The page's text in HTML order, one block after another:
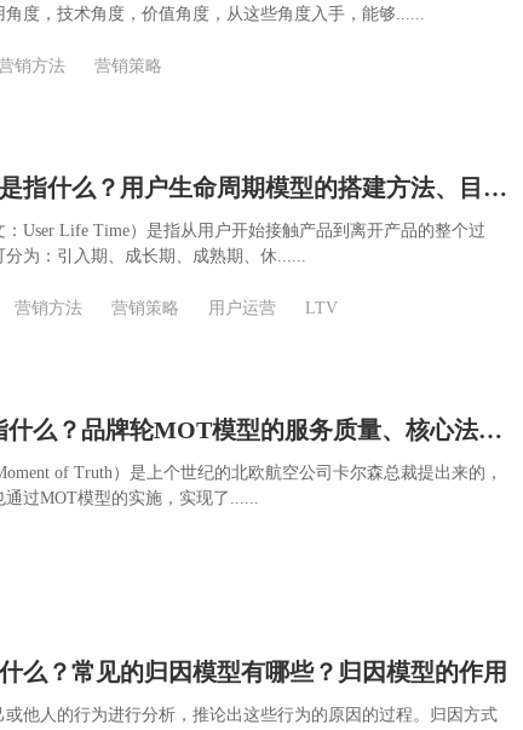
角度，技术角度，价值角度，从这些角度入手，能够......
销方法 营销策略
用户生命周期是指什么？用户生命周期模型的搭建方法、目的及提升策略
User Life Time）是指从用户开始接触产品到离开产品的整个过
为：引入期、成长期、成熟期、休......
营销方法 营销策略 用户运营 LTV
MOT模型是指什么？品牌轮MOT模型的服务质量、核心法则及四大维度
of Truth）是上个世纪的北欧航空公司卡尔森总裁提出来的，
通过MOT模型的实施，实现了......
么？常见的归因模型有哪些？归因模型的作用
或他人的行为进行分析，推论出这些行为的原因的过程。归因方式